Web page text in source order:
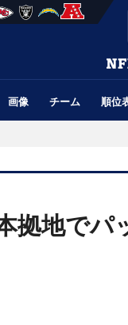
画像 チーム 順位
拠地で